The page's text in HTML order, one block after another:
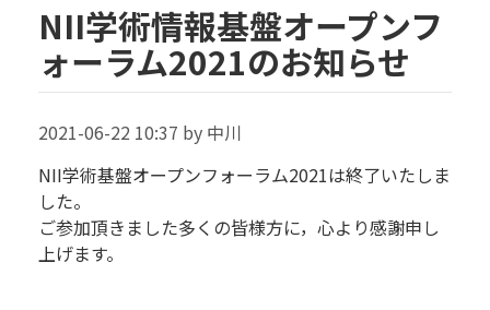
NII学術情報基盤オープンフ
ォーラム2021のお知らせ
2021-06-22 10:37 by 中川
NII学術基盤オープンフォーラム2021は終了いたしま
した。
ご参加頂きました多くの皆様方に，心より感謝申し
上げます。